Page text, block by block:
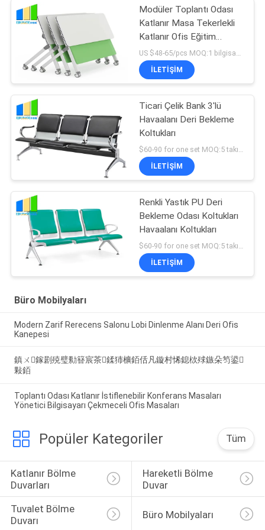
Modüler Toplantı Odası
Katlanır Masa Tekerlekli
Katlanır Ofis Eğitim
Masası
US $48-65/pcs MOQ:1 bilgisayar.
İLETIŞIM
Ticari Çelik Bank 3'lü
Havaalanı Deri Bekleme
Koltukları
İLETIŞIM
Renkli Yastık PU Deri
Bekleme Odası Koltukları
Havaalanı Koltukları
İLETIŞIM
Büro Mobilyaları
Modern Zarif Rerecens Salonu Lobi Dinlenme Alanı Deri Ofis
Kanepesi
鎮ㄨ鎵剧殑璧勬簮宸茶鍒犻櫎銆佸凡鏇村悕鎴栨殏鏃朵笉鍙
敤銆
Toplantı Odası Katlanır İstiflenebilir Konferans Masaları
Yönetici Bilgisayarı Çekmeceli Ofis Masaları
Popüler Kategoriler Tüm
Katlanır Bölme
Duvarları
Hareketli Bölme
Duvar
Tuvalet Bölme
Duvarı
Büro Mobilyaları